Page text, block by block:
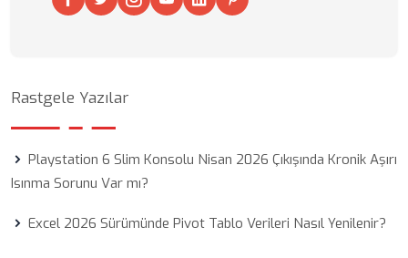
Rastgele Yazılar
Playstation 6 Slim Konsolu Nisan 2026 Çıkışında Kronik Aşırı
Isınma Sorunu Var mı?
Excel 2026 Sürümünde Pivot Tablo Verileri Nasıl Yenilenir?